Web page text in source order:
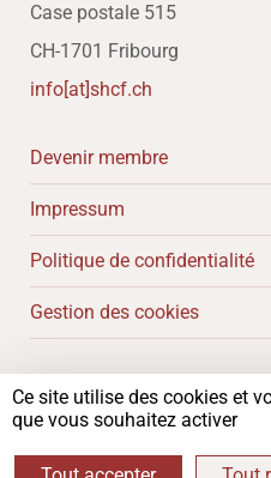
Case postale 515
CH-1701 Fribourg
info[at]shcf.ch
Devenir membre
Impressum
Politique de confidentialité
Gestion des cookies
Copyright 2024 – Société
Ce site utilise des cookies et
que vous souhaitez activer